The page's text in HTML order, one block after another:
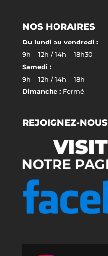
NOS HORAIRES
Du lundi au vendredi :
9h – 12h / 14h – 18h30
Samedi :
9h – 12h / 14h – 18h
Dimanche :Fermé
REJOIGNEZ-NOUS